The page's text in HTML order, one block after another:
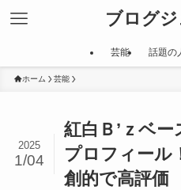
ブログ
芸能 話題の
ホーム 芸能
紅白Ｂ’ｚベ
プロフィール
創的で高評価
2025
1/04